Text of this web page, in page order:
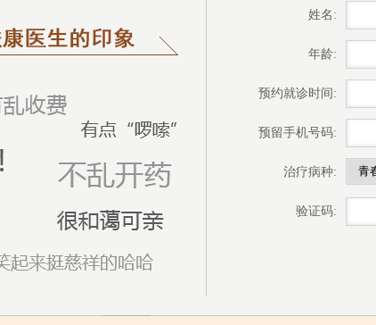
姓名:
年龄:
预约就诊时间:
预留手机号码:
治疗病种:
验证码: